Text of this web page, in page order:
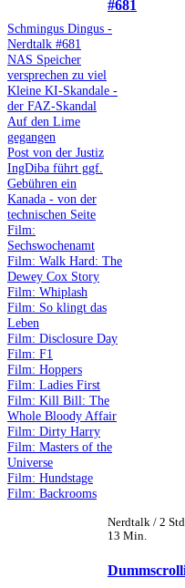
#681
Schmingus Dingus -
Nerdtalk #681
NAS Speicher
versprechen zu viel
Kleine KI-Skandale -
der FAZ-Skandal
Auf den Lime
gegangen
Post von der Justiz
IngDiba führt ggf.
Gebühren ein
Kanada - von der
technischen Seite
Film:
Sechswochenamt
Film: Walk Hard: The
Dewey Cox Story
Film: Whiplash
Film: So klingt das
Leben
Film: Disclosure Day
Film: F1
Film: Hoppers
Film: Ladies First
Film: Kill Bill: The
Whole Bloody Affair
Film: Dirty Harry
Film: Masters of the
Universe
Film: Hundstage
Film: Backrooms
Nerdtalk / 2
13 Min.